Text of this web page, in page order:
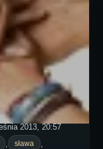
2013, 20:57
sława